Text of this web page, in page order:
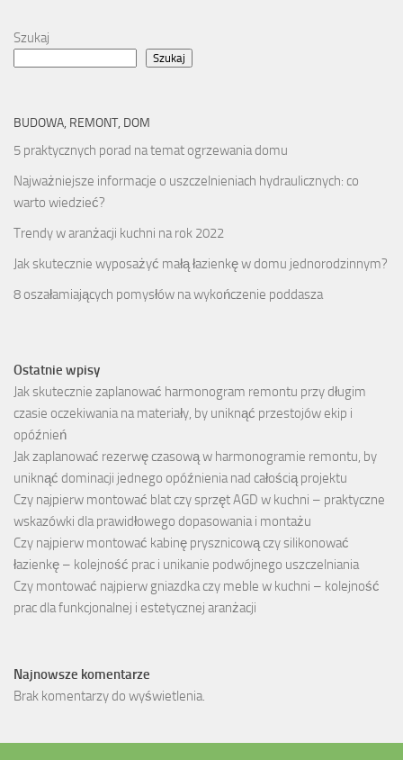
Szukaj
Szukaj
BUDOWA, REMONT, DOM
5 praktycznych porad na temat ogrzewania domu
Najważniejsze informacje o uszczelnieniach hydraulicznych: co
warto wiedzieć?
Trendy w aranżacji kuchni na rok 2022
Jak skutecznie wyposażyć małą łazienkę w domu jednorodzinnym?
8 oszałamiających pomysłów na wykończenie poddasza
Ostatnie wpisy
Jak skutecznie zaplanować harmonogram remontu przy długim
czasie oczekiwania na materiały, by uniknąć przestojów ekip i
opóźnień
Jak zaplanować rezerwę czasową w harmonogramie remontu, by
uniknąć dominacji jednego opóźnienia nad całością projektu
Czy najpierw montować blat czy sprzęt AGD w kuchni – praktyczne
wskazówki dla prawidłowego dopasowania i montażu
Czy najpierw montować kabinę prysznicową czy silikonować
łazienkę – kolejność prac i unikanie podwójnego uszczelniania
Czy montować najpierw gniazdka czy meble w kuchni – kolejność
prac dla funkcjonalnej i estetycznej aranżacji
Najnowsze komentarze
Brak komentarzy do wyświetlenia.